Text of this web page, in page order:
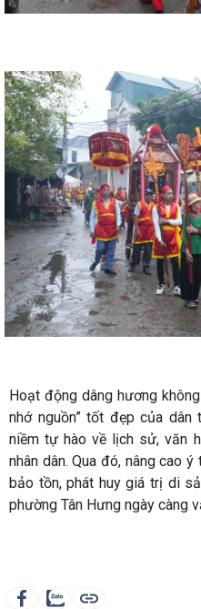
Hoạt động dâng hương
nhớ nguồn” tốt đẹp của
niềm tự hào về lịch sử, văn
nhân dân. Qua đó, nâng cao
bảo tồn, phát huy giá trị di
phường Tân Hưng ngày càng